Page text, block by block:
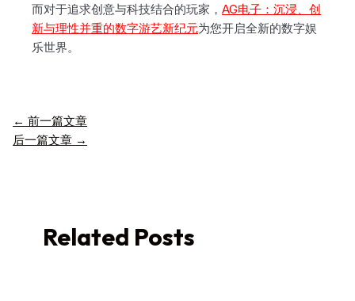
而对于追求创意与科技结合的玩家，AG电子：沉浸、创
新与理性并重的数字游艺新纪元为您开启全新的数字娱
乐世界。
← 前一篇文章
后一篇文章 →
Related Posts